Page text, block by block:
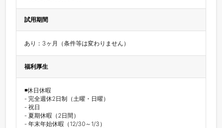
試用期間
あり：3ヶ月（条件等は変わりません）
福利厚生
◾️休日休暇
- 完全週休2日制（土曜・日曜）
- 祝日
- 夏期休暇（2日間）
- 年末年始休暇（12/30～1/3）